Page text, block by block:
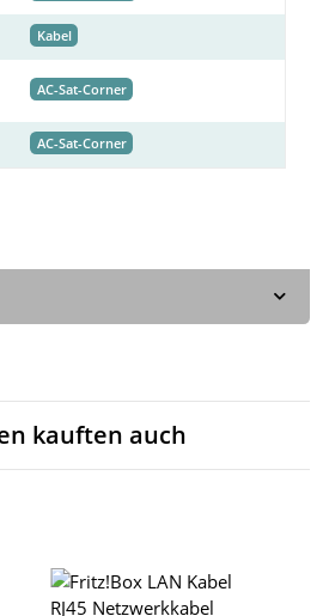
Kabel
AC-Sat-Corner
AC-Sat-Corner
kauften auch